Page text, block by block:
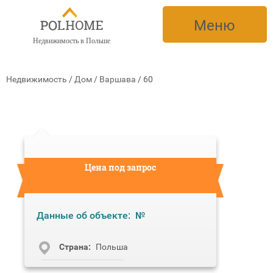
Недвижимость в Польше
Меню
Недвижимость / Дом / Варшава / 60
Цена под запрос
Данные об объекте: №
Cтрана: Польша